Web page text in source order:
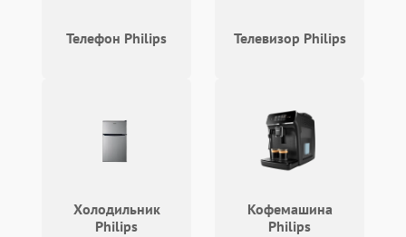
Телефон Philips Телевизор Philips
Холодильник
Philips
Кофемашина
Philips